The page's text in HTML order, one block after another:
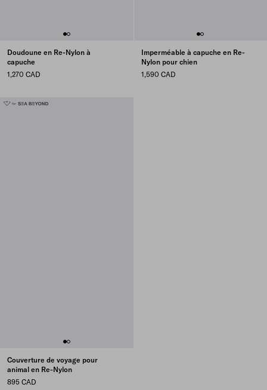
Doudoune en Re-Nylon à
capuche
1,270 CAD
Imperméable à capuche en Re-
Nylon pour chien
1,590 CAD
Couverture de voyage pour
animal en Re-Nylon
895 CAD